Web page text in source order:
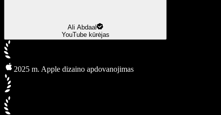
Ali Abdaal
YouTube kūrėjas
2025 m. Apple dizaino apdovanojimas